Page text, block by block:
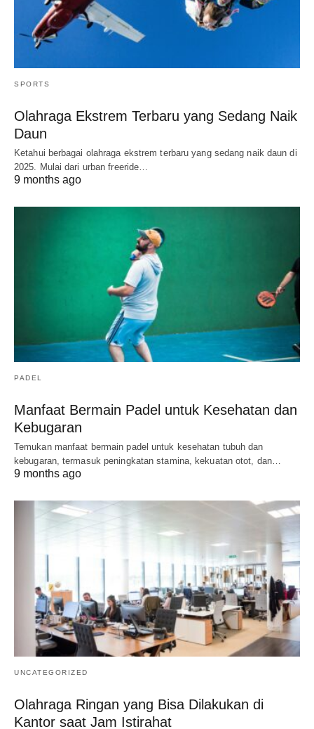
SPORTS
Olahraga Ekstrem Terbaru yang Sedang Naik
Daun
Ketahui berbagai olahraga ekstrem terbaru yang sedang naik daun di
2025. Mulai dari urban freeride…
9 months ago
PADEL
Manfaat Bermain Padel untuk Kesehatan dan
Kebugaran
Temukan manfaat bermain padel untuk kesehatan tubuh dan
kebugaran, termasuk peningkatan stamina, kekuatan otot, dan…
9 months ago
UNCATEGORIZED
Olahraga Ringan yang Bisa Dilakukan di
Kantor saat Jam Istirahat